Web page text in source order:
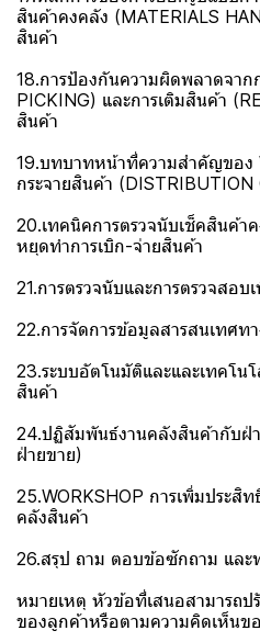
สินค้าคงคลัง (MATERIALS
สินค้า
18.การป้องกันความผิดพลาดจาก
PICKING) และการเติมสินค้า
สินค้า
19.บทบาทหน้าที่ความสำคัญของ
กระจายสินค้า (DISTRIBUTION
20.เทคนิคการตรวจนับเช็คสินค้า
หยุดทำการเบิก-จ่ายสินค้า
21.การตรวจนับและการตรวจสอบ
22.การจัดการข้อมูลสารสนเทศท
23.ระบบอัตโนมัติและและเทคโน
สินค้า
24.ปฏิสัมพันธ์งานคลังสินค้ากับฝ่
ฝ่ายขาย)
25.WORKSHOP การเพิ่มประสิ
คลังสินค้า
26.สรุป ถาม ตอบข้อซักถาม และ
หมายเหตุ หัวข้อที่เสนอสามารถป
ของลูกค้าหรือตามความคิดเห็นข